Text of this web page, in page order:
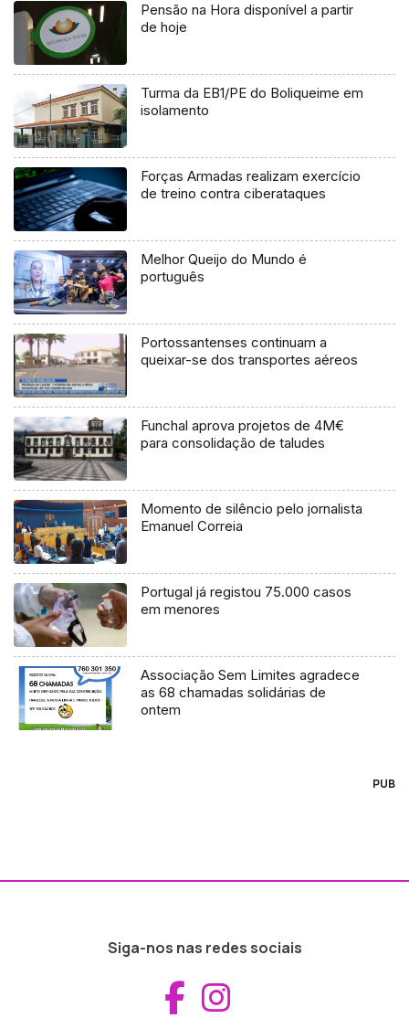
Pensão na Hora disponível a partir
de hoje
Turma da EB1/PE do Boliqueime em
isolamento
Forças Armadas realizam exercício
de treino contra ciberataques
Melhor Queijo do Mundo é
português
Portossantenses continuam a
queixar-se dos transportes aéreos
Funchal aprova projetos de 4M€
para consolidação de taludes
Momento de silêncio pelo jornalista
Emanuel Correia
Portugal já registou 75.000 casos
em menores
Associação Sem Limites agradece
as 68 chamadas solidárias de
ontem
PUB
Siga-nos nas redes sociais
Aceder ao